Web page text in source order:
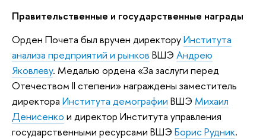
Правительственные и государственные награды
Орден Почета был вручен директоруИнститута
анализа предприятий и рынков ВШЭ Андрею
Яковлеву. Медалью ордена «За заслуги перед
Отечеством II степени» награждены заместитель
директора Института демографии ВШЭ Михаил
Денисенко и директор Института управления
государственными ресурсами ВШЭ Борис Рудник.